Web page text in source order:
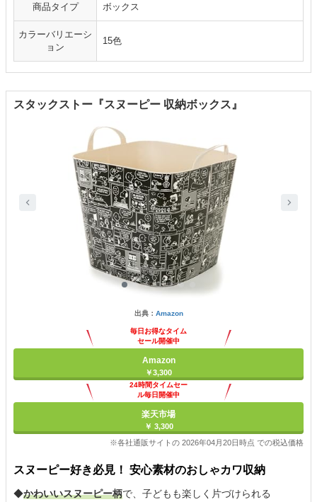
商品タイプ ボックス
カラーバリエーシ
ョン
15色
スタックストー『スヌーピー 収納ボックス』
出典： Amazon
毎日お得なタイム
セール開催中
Amazon
￥3,300
24時間タイムセー
ル毎日開催中
楽天市場
￥ 3,300
※各社通販サイトの 2026年04月20日時点 での税込価格
スヌーピー好き必見！ 安心素材のおしゃカワ収納
◆かわいいスヌーピー柄で、子どもも楽しく片づけられる